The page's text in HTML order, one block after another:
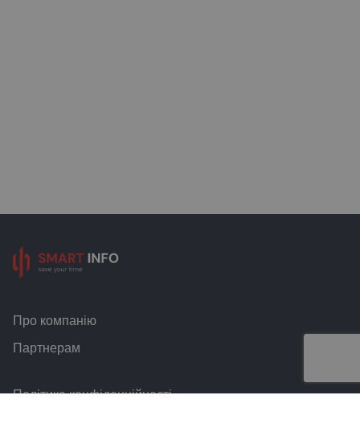
Про компанію
Партнерам
Політика конфіденційності